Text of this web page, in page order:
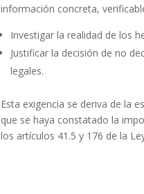
información concreta,
Investigar la realidad de los
Justificar la decisión de no
legales.
Esta exigencia se deriva de la
que se haya constatado la
los artículos 41.5 y 176 de la